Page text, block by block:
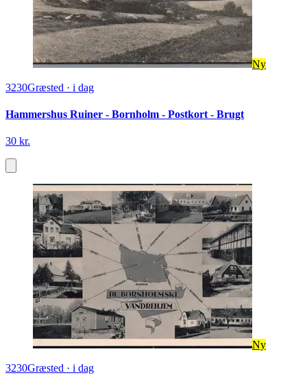
Ny
3230Græsted · i dag
Hammershus Ruiner - Bornholm - Postkort - Brugt
30 kr.
Ny
3230Græsted · i dag